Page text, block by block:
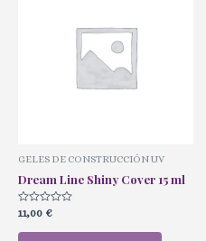
GELES DE CONSTRUCCIÓN UV
Dream Line Shiny Cover 15 ml
Valorado
con
0
11,00 €